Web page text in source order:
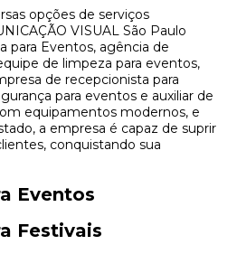
opções de serviços
VISUAL São Paulo
para Eventos, agência de
de limpeza para eventos,
de recepcionista para
para eventos e auxiliar de
equipamentos modernos, e
a empresa é capaz de suprir
conquistando sua
Eventos
Festivais